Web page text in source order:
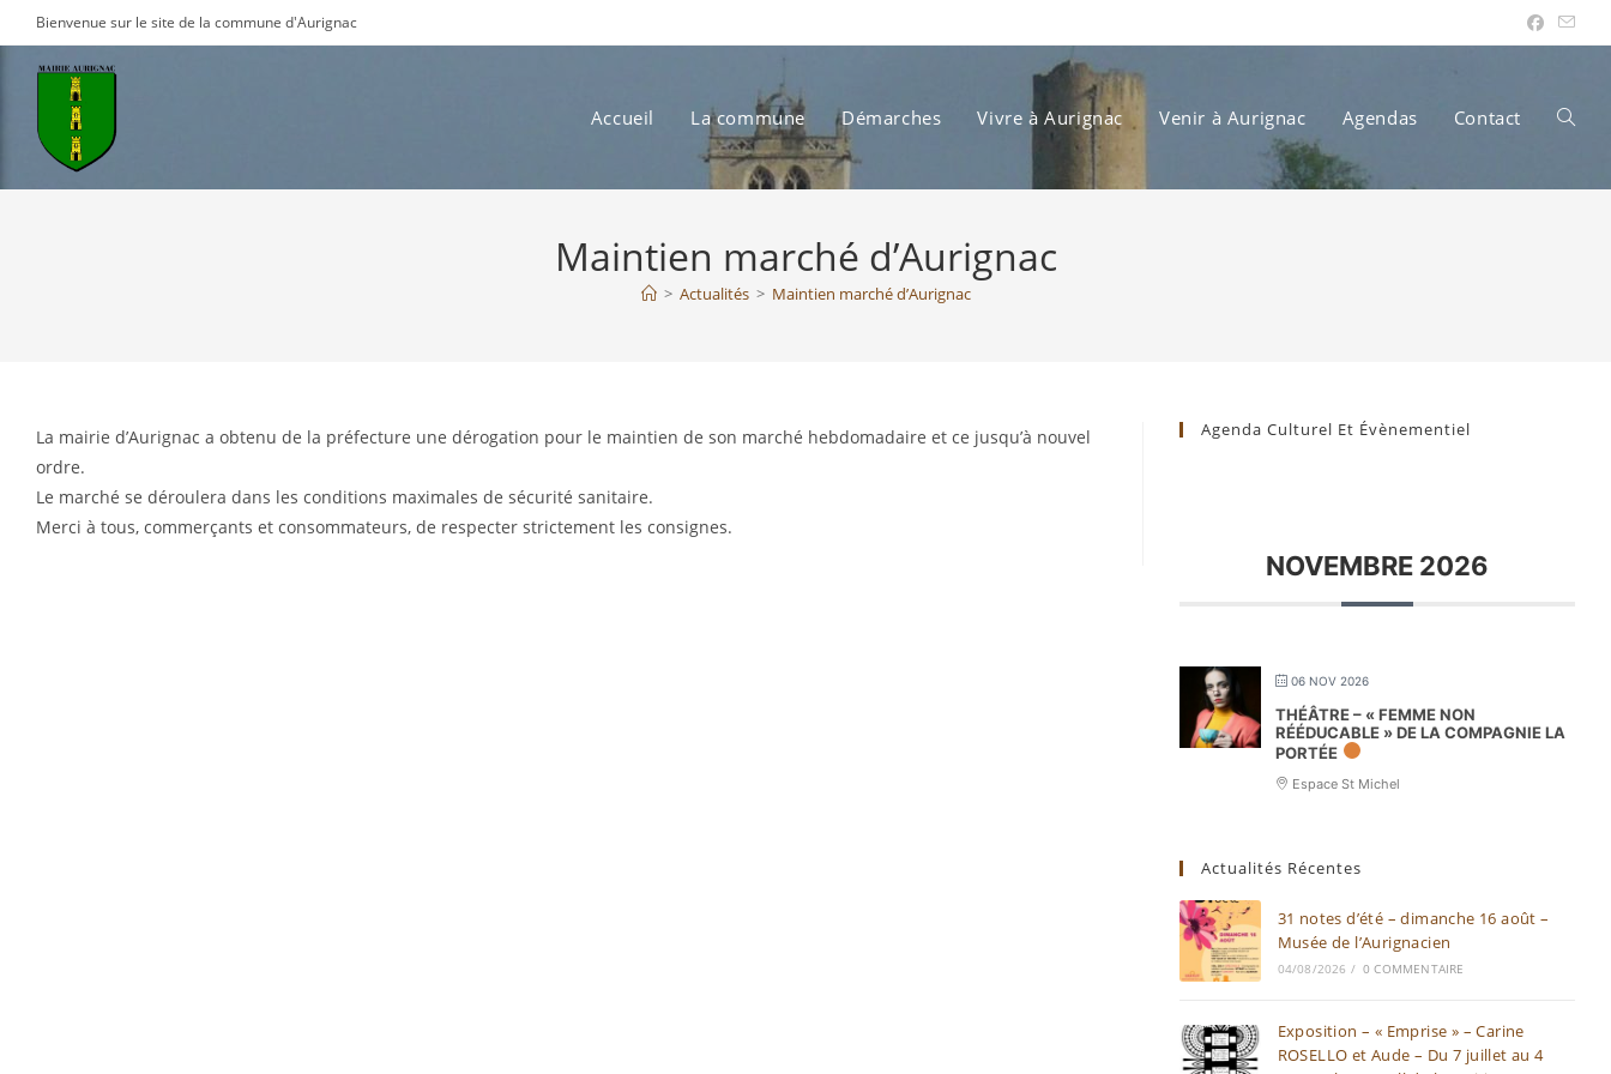
to
content
Bienvenue sur le site de la commune d'Aurignac
Accueil La commune Démarches Vivre à Aurignac Venir à Aurignac Agendas Contact Toggle
Maintien marché d’Aurignac
> Actualités > Maintien marché d’Aurignac
La mairie d’Aurignac a obtenu de la préfecture une dérogation pour le maintien de son marché hebdomadaire et ce jusqu’à nouvel
ordre.
Le marché se déroulera dans les conditions maximales de sécurité sanitaire.
Merci à tous, commerçants et consommateurs, de respecter strictement les consignes.
Agenda Culturel Et Évènementiel
NOVEMBRE 2026
06 NOV 2026
THÉÂTRE – « FEMME NON
RÉÉDUCABLE » DE LA COMPAGNIE LA
PORTÉE
Espace St Michel
Actualités Récentes
31 notes d’été – dimanche 16 août –
Musée de l’Aurignacien
04/08/2026 / 0 COMMENTAIRE
Exposition – « Emprise » – Carine
ROSELLO et Aude – Du 7 juillet au 4